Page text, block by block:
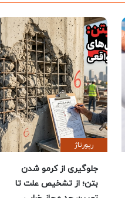
رپورتاژ
جلوگیری از کرمو شدن
بتن؛ از تشخیص علت تا